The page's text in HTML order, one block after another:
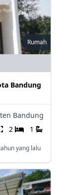
Rumah
Bandung
Bandung
2 1
yang lalu